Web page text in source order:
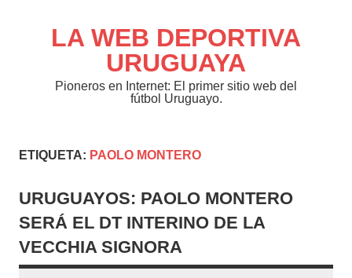
contenidoLA WEB DEPORTIVA
URUGUAYA
Pioneros en Internet: El primer sitio web del
fútbol Uruguayo.
ETIQUETA: PAOLO MONTERO
URUGUAYOS: PAOLO MONTERO
SERÁ EL DT INTERINO DE LA
VECCHIA SIGNORA